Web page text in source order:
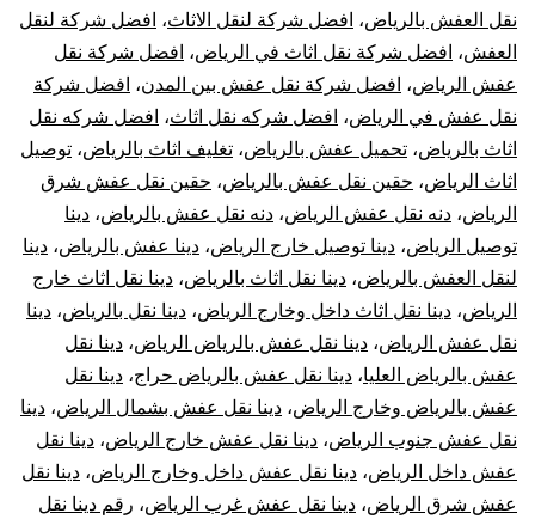
نقل العفش بالرياض، افضل شركة لنقل الاثاث، افضل شركة لنقل
العفش، افضل شركة نقل اثاث في الرياض، افضل شركة نقل
عفش الرياض، افضل شركة نقل عفش بين المدن، افضل شركة
نقل عفش في الرياض، افضل شركه نقل اثاث، افضل شركه نقل
اثاث بالرياض، تحميل عفش بالرياض، تغليف اثاث بالرياض، توصيل
اثاث الرياض، حقين نقل عفش بالرياض، حقين نقل عفش شرق
الرياض، دنه نقل عفش الرياض، دنه نقل عفش بالرياض، دينا
توصيل الرياض، دينا توصيل خارج الرياض، دينا عفش بالرياض، دينا
لنقل العفش بالرياض، دينا نقل اثاث بالرياض، دينا نقل اثاث خارج
الرياض، دينا نقل اثاث داخل وخارج الرياض، دينا نقل بالرياض، دينا
نقل عفش الرياض، دينا نقل عفش بالرياض الرياض، دينا نقل
عفش بالرياض العليا، دينا نقل عفش بالرياض حراج، دينا نقل
عفش بالرياض وخارج الرياض، دينا نقل عفش بشمال الرياض، دينا
نقل عفش جنوب الرياض، دينا نقل عفش خارج الرياض، دينا نقل
عفش داخل الرياض، دينا نقل عفش داخل وخارج الرياض، دينا نقل
عفش شرق الرياض، دينا نقل عفش غرب الرياض، رقم دينا نقل